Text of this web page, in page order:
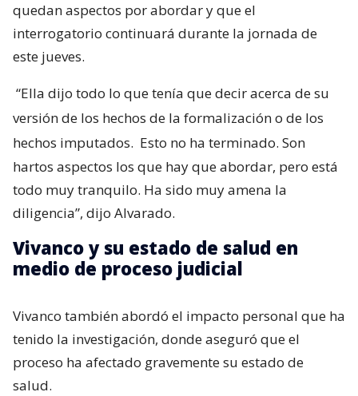
quedan aspectos por abordar y que el
interrogatorio continuará durante la jornada de
este jueves.
“Ella dijo todo lo que tenía que decir acerca de su
versión de los hechos de la formalización o de los
hechos imputados. Esto no ha terminado. Son
hartos aspectos los que hay que abordar, pero está
todo muy tranquilo. Ha sido muy amena la
diligencia”, dijo Alvarado.
Vivanco y su estado de salud en
medio de proceso judicial
Vivanco también abordó el impacto personal que ha
tenido la investigación, donde aseguró que el
proceso ha afectado gravemente su estado de
salud.